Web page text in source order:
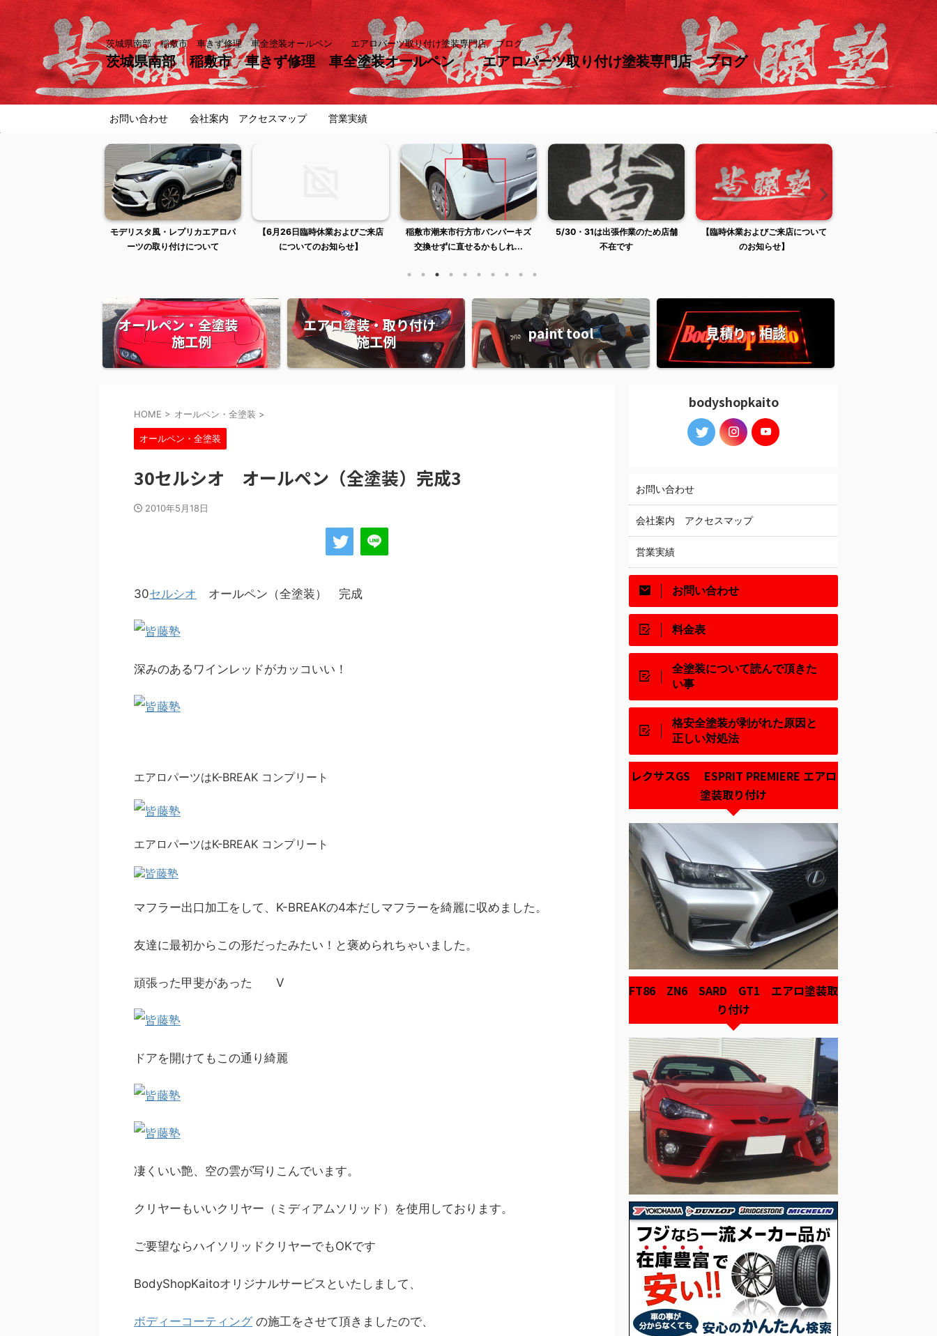
茨城県南部 稲敷市 車きず修理 車全塗装オールペン エアロパーツ取り付け塗装専門店 ブログ
茨城県南部 稲敷市 車きず修理 車全塗装オールペン エアロパーツ取り付け塗装専門店 ブログ
お問い合わせ 会社案内 アクセスマップ 営業実績
モデリスタ風・レプリカエアロパ
ーツの取り付けについて
【6月26日臨時休業およびご来店
についてのお知らせ】
稲敷市潮来市行方市バンパーキズ
交換せずに直せるかもしれ...
5/30・31は出張作業のため店舗
不在です
【臨時休業およびご来店について
のお知らせ】
オールペン・全塗装
施工例
エアロ塗装・取り付け
施工例
paint tool 見積り・相談
HOME > オールペン・全塗装 >
オールペン・全塗装
30セルシオ オールペン（全塗装）完成3
2010年5月18日
30セルシオ オールペン（全塗装） 完成
深みのあるワインレッドがカッコいい！
エアロパーツはK-BREAK コンプリート
エアロパーツはK-BREAK コンプリート
マフラー出口加工をして、K-BREAKの4本だしマフラーを綺麗に収めました。
友達に最初からこの形だったみたい！と褒められちゃいました。
頑張った甲斐があった V
ドアを開けてもこの通り綺麗
凄くいい艶、空の雲が写りこんでいます。
クリヤーもいいクリヤー（ミディアムソリッド）を使用しております。
ご要望ならハイソリッドクリヤーでもOKです
BodyShopKaitoオリジナルサービスといたしまして、
ボディーコーティング の施工をさせて頂きましたので、
bodyshopkaito
お問い合わせ
会社案内 アクセスマップ
営業実績
お問い合わせ
料金表
全塗装について読んで頂きた
い事
格安全塗装が剥がれた原因と
正しい対処法
レクサスGS ESPRIT PREMIERE エアロ
塗装取り付け
FT86 ZN6 SARD GT1 エアロ塗装取
り付け